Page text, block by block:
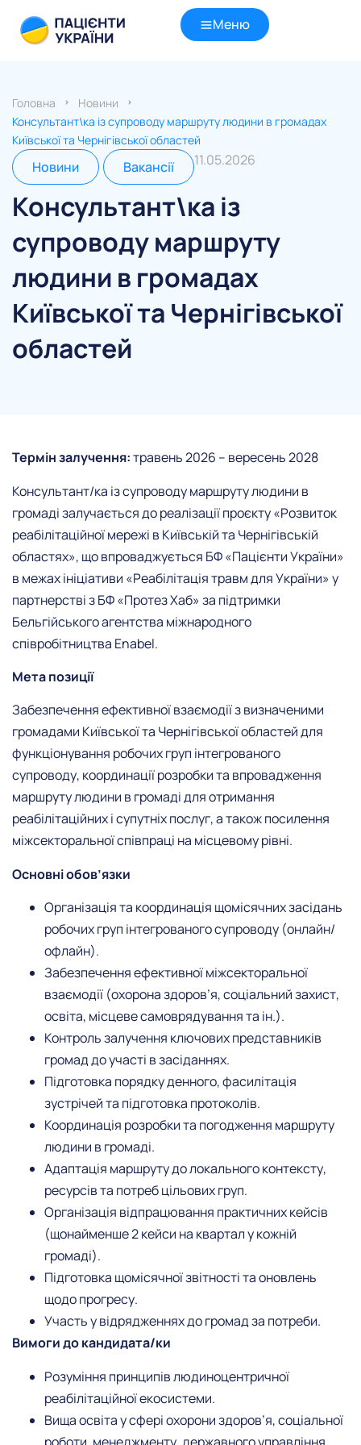
Меню
Головна
Новини
Консультант\ка із супроводу маршруту людини в громадах
Київської та Чернігівської областей
Новини Вакансії 11.05.2026
Консультант\ка із
супроводу маршруту
людини в громадах
Київської та Чернігівської
областей
Термін залучення:травень 2026 – вересень 2028
Консультант/ка із супроводу маршруту людини в
громаді залучається до реалізації проєкту «Розвиток
реабілітаційної мережі в Київській та Чернігівській
областях», що впроваджується БФ «Пацієнти України»
в межах ініціативи «Реабілітація травм для України» у
партнерстві з БФ «Протез Хаб» за підтримки
Бельгійського агентства міжнародного
співробітництва Enabel.
Мета позиції
Забезпечення ефективної взаємодії з визначеними
громадами Київської та Чернігівської областей для
функціонування робочих груп інтегрованого
супроводу, координації розробки та впровадження
маршруту людини в громаді для отримання
реабілітаційних і супутніх послуг, а також посилення
міжсекторальної співпраці на місцевому рівні.
Основні обов’язки
Організація та координація щомісячних засідань
робочих груп інтегрованого супроводу (онлайн/
офлайн).
Забезпечення ефективної міжсекторальної
взаємодії (охорона здоров’я, соціальний захист,
освіта, місцеве самоврядування та ін.).
Контроль залучення ключових представників
громад до участі в засіданнях.
Підготовка порядку денного, фасилітація
зустрічей та підготовка протоколів.
Координація розробки та погодження маршруту
людини в громаді.
Адаптація маршруту до локального контексту,
ресурсів та потреб цільових груп.
Організація відпрацювання практичних кейсів
(щонайменше 2 кейси на квартал у кожній
громаді).
Підготовка щомісячної звітності та оновлень
щодо прогресу.
Участь у відрядженнях до громад за потреби.
Вимоги до кандидата/ки
Розуміння принципів людиноцентричної
реабілітаційної екосистеми.
Вища освіта у сфері охорони здоров’я, соціальної
роботи, менеджменту, державного управління